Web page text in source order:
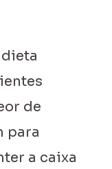
de
para
a caixa